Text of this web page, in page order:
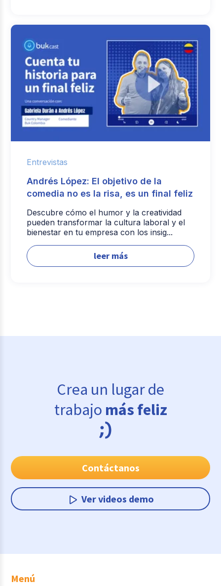
Entrevistas
Andrés López: El objetivo de la
comedia no es la risa, es un final feliz
Descubre cómo el humor y la creatividad
pueden transformar la cultura laboral y el
bienestar en tu empresa con los insig...
leer más
Crea un lugar de
trabajo más feliz
Contáctanos
Ver videos demo
Menú